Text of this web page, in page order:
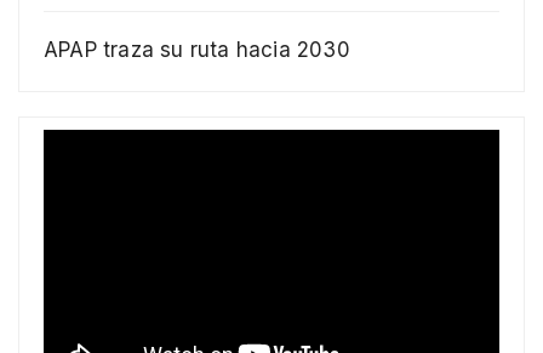
APAP traza su ruta hacia 2030